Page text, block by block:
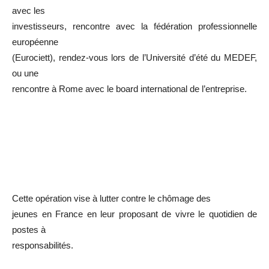
avec les
investisseurs, rencontre avec la fédération professionnelle
européenne
(Eurociett), rendez-vous lors de l’Université d’été du MEDEF,
ou une
rencontre à Rome avec le board international de l’entreprise.
Cette opération vise à lutter contre le chômage des
jeunes en France en leur proposant de vivre le quotidien de
postes à
responsabilités.